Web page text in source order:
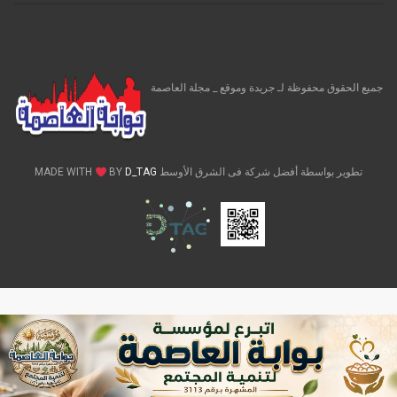
جميع الحقوق محفوظة لـ جريدة وموقع _ مجلة العاصمة
تطوير بواسطة أفضل شركة فى الشرق الأوسط MADE WITH BY D_TAG